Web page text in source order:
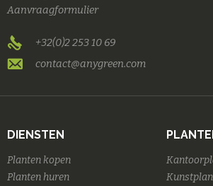
Aanvraagformulier
+32(0)2 253 10 69
contact@anygreen.com
DIENSTEN
Planten kopen
Planten huren